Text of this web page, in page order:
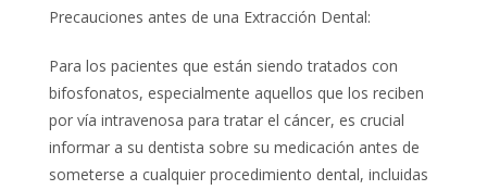
Precauciones antes de una Extracción Dental:
Para los pacientes que están siendo tratados con
bifosfonatos, especialmente aquellos que los reciben
por vía intravenosa para tratar el cáncer, es crucial
informar a su dentista sobre su medicación antes de
someterse a cualquier procedimiento dental, incluidas